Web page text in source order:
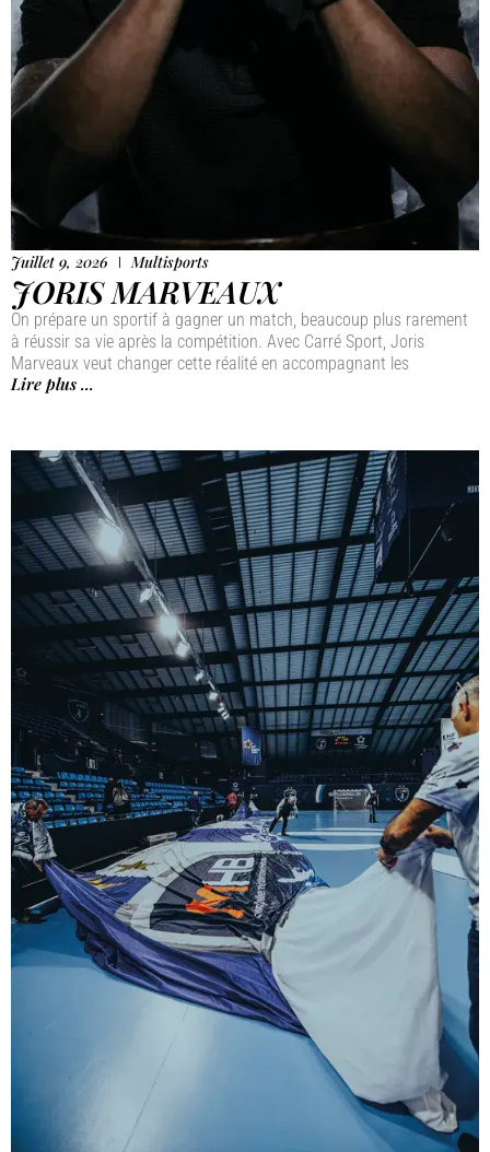
Juillet 9, 2026 Multisports
JORIS MARVEAUX
On prépare un sportif à gagner un match, beaucoup plus rarement
à réussir sa vie après la compétition. Avec Carré Sport, Joris
Marveaux veut changer cette réalité en accompagnant les
Lire plus ...